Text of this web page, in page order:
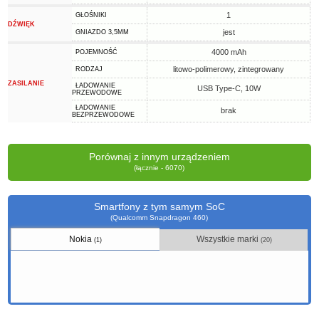
DŹWIĘK
GŁOŚNIKI 1
GNIAZDO 3,5MM jest
ZASILANIE
POJEMNOŚĆ 4000 mAh
RODZAJ litowo-polimerowy, zintegrowany
ŁADOWANIE
PRZEWODOWE
USB Type-C, 10W
ŁADOWANIE
BEZPRZEWODOWE
brak
Porównaj z innym urządzeniem
(łącznie - 6070)
Smartfony z tym samym SoC
(Qualcomm Snapdragon 460)
Nokia(1) Wszystkie marki (20)